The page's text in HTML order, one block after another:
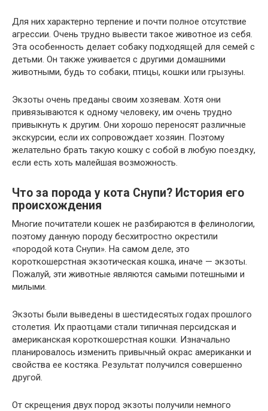
Для них характерно терпение и почти полное отсутствие
агрессии. Очень трудно вывести такое животное из себя.
Эта особенность делает собаку подходящей для семей с
детьми. Он также уживается с другими домашними
животными, будь то собаки, птицы, кошки или грызуны.
Экзоты очень преданы своим хозяевам. Хотя они
привязываются к одному человеку, им очень трудно
привыкнуть к другим. Они хорошо переносят различные
экскурсии, если их сопровождает хозяин. Поэтому
желательно брать такую кошку с собой в любую поездку,
если есть хоть малейшая возможность.
Что за порода у кота Снупи? История его
происхождения
Многие почитатели кошек не разбираются в фелинологии,
поэтому данную породу бесхитростно окрестили
«породой кота Снупи». На самом деле, это
короткошерстная экзотическая кошка, иначе — экзоты.
Пожалуй, эти животные являются самыми потешными и
милыми.
Экзоты были выведены в шестидесятых годах прошлого
столетия. Их праотцами стали типичная персидская и
американская короткошерстная кошки. Изначально
планировалось изменить привычный окрас американки и
свойства ее костяка. Результат получился совершенно
другой.
От скрещения двух пород экзоты получили немного